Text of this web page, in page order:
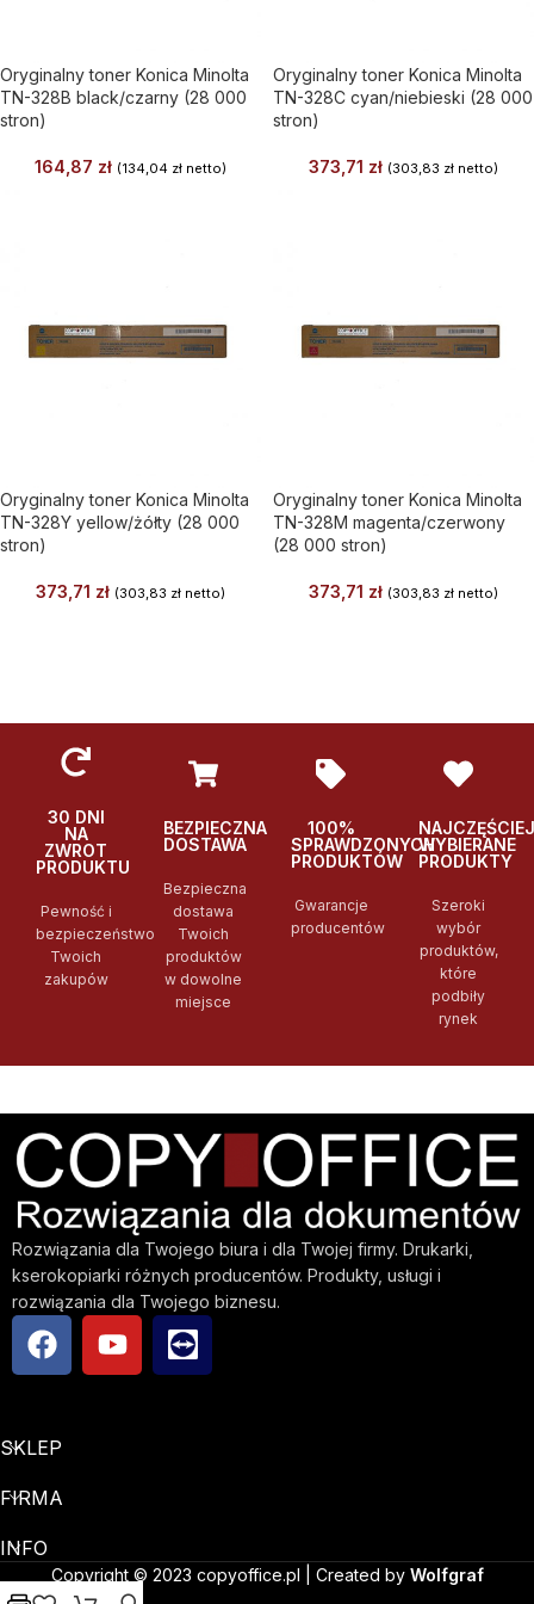
Oryginalny toner Konica Minolta
TN-328B black/czarny (28 000
stron)
164,87 zł (134,04 zł netto)
Oryginalny toner Konica Minolta
TN-328C cyan/niebieski (28 000
stron)
373,71 zł (303,83 zł netto)
Oryginalny toner Konica Minolta
TN-328Y yellow/żółty (28 000
stron)
373,71 zł (303,83 zł netto)
Oryginalny toner Konica Minolta
TN-328M magenta/czerwony
(28 000 stron)
373,71 zł (303,83 zł netto)
30 DNI
NA
ZWROT
PRODUKTU
Pewność i
bezpieczeństwo
Twoich
zakupów
BEZPIECZNA
DOSTAWA
Bezpieczna
dostawa
Twoich
produktów
w dowolne
miejsce
100%
SPRAWDZONYCH
PRODUKTÓW
Gwarancje
producentów
NAJCZĘŚCIEJ
WYBIERANE
PRODUKTY
Szeroki
wybór
produktów,
które
podbiły
rynek
Rozwiązania dla Twojego biura i dla Twojej firmy. Drukarki,
kserokopiarki różnych producentów. Produkty, usługi i
rozwiązania dla Twojego biznesu.
SKLEP
FIRMA
INFO
Copyright © 2023 copyoffice.pl | Created by Wolfgraf